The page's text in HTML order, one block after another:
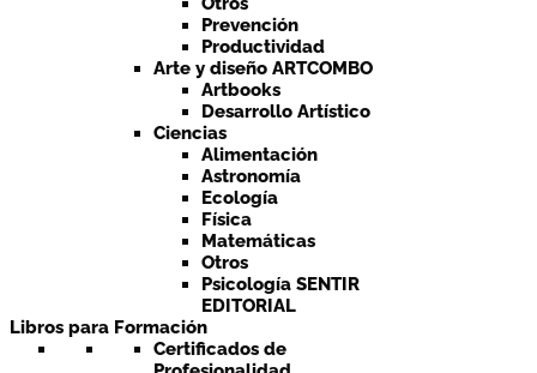
Prevención
Productividad
Arte y diseño ARTCOMBO
Artbooks
Desarrollo Artístico
Ciencias
Alimentación
Astronomía
Ecología
Física
Matemáticas
Otros
Psicología SENTIR
EDITORIAL
Libros para Formación
Certificados de